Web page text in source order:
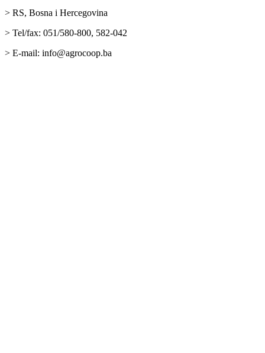
> RS, Bosna i Hercegovina
> Tel/fax: 051/580-800, 582-042
> E-mail: info@agrocoop.ba